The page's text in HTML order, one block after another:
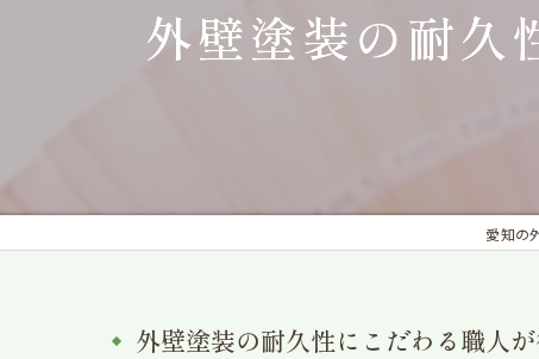
外壁塗装の耐久
愛知の
外壁塗装の耐久性にこだわる職人